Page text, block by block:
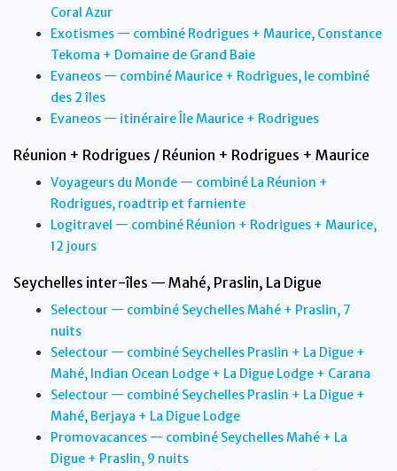
Coral Azur
Exotismes — combiné Rodrigues + Maurice, Constance
Tekoma + Domaine de Grand Baie
Evaneos — combiné Maurice + Rodrigues, le combiné
des 2 îles
Evaneos — itinéraire Île Maurice + Rodrigues
Réunion + Rodrigues / Réunion + Rodrigues + Maurice
Voyageurs du Monde — combiné La Réunion +
Rodrigues, roadtrip et farniente
Logitravel — combiné Réunion + Rodrigues + Maurice,
12 jours
Seychelles inter-îles — Mahé, Praslin, La Digue
Selectour — combiné Seychelles Mahé + Praslin, 7
nuits
Selectour — combiné Seychelles Praslin + La Digue +
Mahé, Indian Ocean Lodge + La Digue Lodge + Carana
Selectour — combiné Seychelles Praslin + La Digue +
Mahé, Berjaya + La Digue Lodge
Promovacances — combiné Seychelles Mahé + La
Digue + Praslin, 9 nuits